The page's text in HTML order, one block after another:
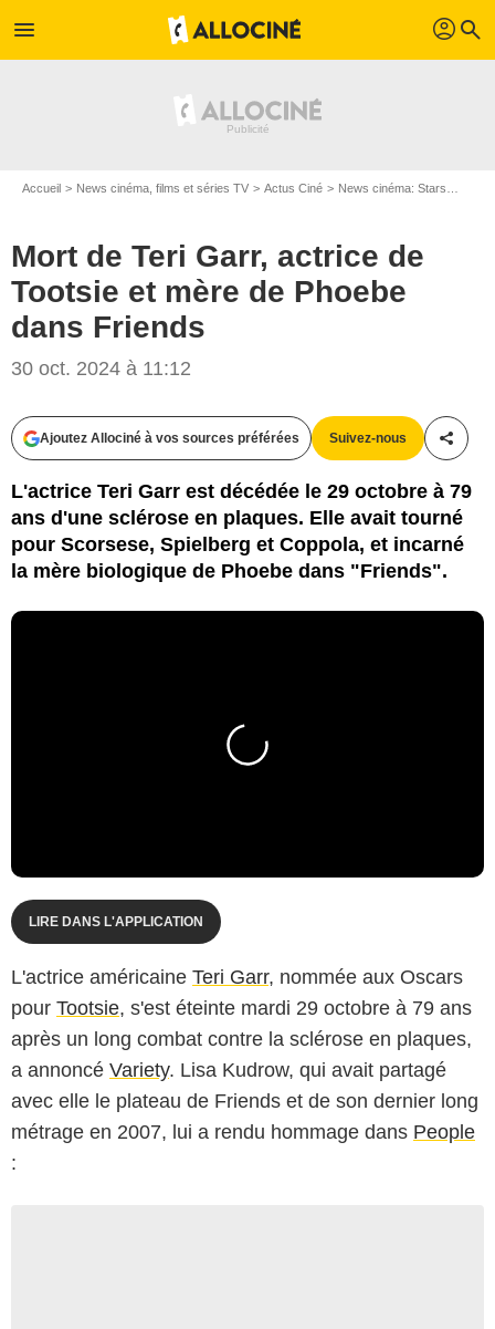
menu profil search
Accueil News cinéma, films et séries TV Actus Ciné News cinéma: Stars
Mort de Teri Garr, actrice de
Tootsie et mère de Phoebe
dans Friends
30 oct. 2024 à 11:12
Ajoutez Allociné à vos sources préférées Suivez-nous
L'actrice Teri Garr est décédée le 29 octobre à 79
ans d'une sclérose en plaques. Elle avait tourné
pour Scorsese, Spielberg et Coppola, et incarné
la mère biologique de Phoebe dans "Friends".
LIRE DANS L'APPLICATION
L'actrice américaine Teri Garr, nommée aux Oscars
pour Tootsie, s'est éteinte mardi 29 octobre à 79 ans
après un long combat contre la sclérose en plaques,
a annoncé Variety. Lisa Kudrow, qui avait partagé
avec elle le plateau de Friends et de son dernier long
métrage en 2007, lui a rendu hommage dans People
: